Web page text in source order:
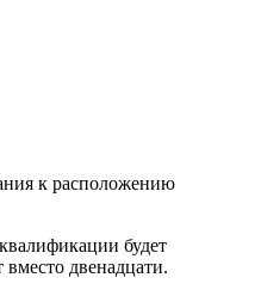
к расположению
будет
двенадцати.